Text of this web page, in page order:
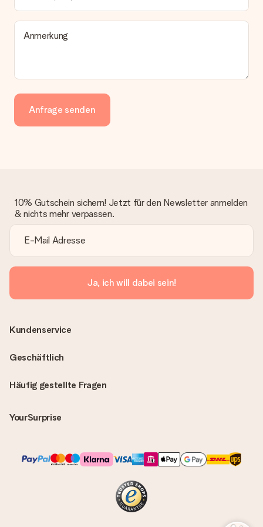
Anmerkung
Anfrage senden
10% Gutschein sichern! Jetzt für den Newsletter anmelden
& nichts mehr verpassen.
Ja, ich will dabei sein!
Häufig gestellte Fragen
YourSurprise
Kundenservice
Geschäftlich